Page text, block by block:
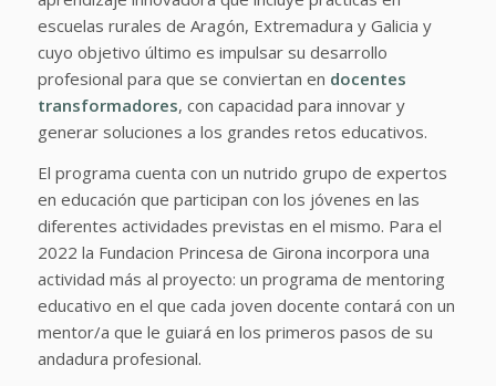
escuelas rurales de Aragón, Extremadura y Galicia y
cuyo objetivo último es impulsar su desarrollo
profesional para que se conviertan en docentes
transformadores, con capacidad para innovar y
generar soluciones a los grandes retos educativos.
El programa cuenta con un nutrido grupo de expertos
en educación que participan con los jóvenes en las
diferentes actividades previstas en el mismo. Para el
2022 la Fundacion Princesa de Girona incorpora una
actividad más al proyecto: un programa de mentoring
educativo en el que cada joven docente contará con un
mentor/a que le guiará en los primeros pasos de su
andadura profesional.